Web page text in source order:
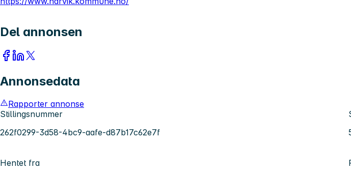
Del annonsen
Annonsedata
Rapporter annonse
Stillingsnummer
262f0299-3d58-4bc9-aafe-d87b17c62e7f
Hentet fra